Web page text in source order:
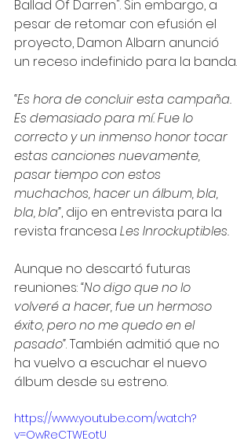
Ballad Of Darren". Sin embargo, a
pesar de retomar con efusión el
proyecto, Damon Albarn anunció
un receso indefinido para la banda.
“Es hora de concluir esta campaña.
Es demasiado para mí. Fue lo
correcto y un inmenso honor tocar
estas canciones nuevamente,
pasar tiempo con estos
muchachos, hacer un álbum, bla,
bla, bla”, dijo en entrevista para la
revista francesa Les Inrockuptibles.
Aunque no descartó futuras
reuniones: “No digo que no lo
volveré a hacer, fue un hermoso
éxito, pero no me quedo en el
pasado”. También admitió que no
ha vuelvo a escuchar el nuevo
álbum desde su estreno.
https://www.youtube.com/watch?
v=OwReCTWEotU